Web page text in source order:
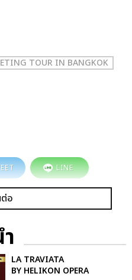
TOUR IN BANGKOK
LINE
อ
LA TRAVIATA
BY HELIKON OPERA